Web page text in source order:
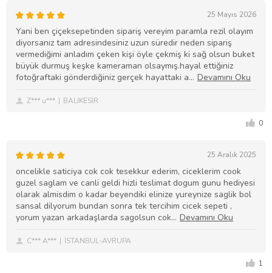
25 Mayıs 2026
Yani ben çiçeksepetinden sipariş vereyim paramla rezil olayım
diyorsanız tam adresindesiniz uzun süredir neden sipariş
vermediğimi anladım çeken kişi öyle çekmiş ki sağ olsun buket
büyük durmuş keşke kameraman olsaymış.hayal ettiğiniz
fotoğraftaki gönderdiğiniz gerçek hayattaki a
Z*** u*** BALIKESİR
0
25 Aralık 2025
oncelikle saticiya cok cok tesekkur ederim, ciceklerim cook
guzel saglam ve canli geldi hizli teslimat dogum gunu hediyesi
olarak almisdim o kadar beyendiki elinize yureynize saglik bol
sansal dilyorum bundan sonra tek tercihim cicek sepeti ,
yorum yazan arkadaşlarda sagolsun cok
C*** A*** İSTANBUL-AVRUPA
1